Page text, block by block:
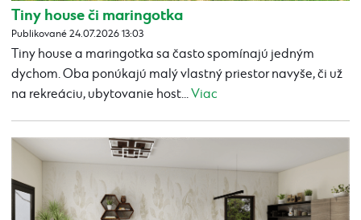
Tiny house či maringotka
Publikované 24.07.2026 13:03
Tiny house a maringotka sa často spomínajú jedným
dychom. Oba ponúkajú malý vlastný priestor navyše, či už
na rekreáciu, ubytovanie host...Viac